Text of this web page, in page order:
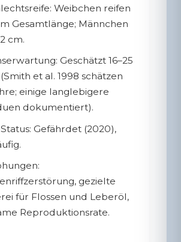
Weibchen reifen
m Gesamtlänge; Männchen
cm.
Geschätzt 16–25
et al. 1998 schätzen
einige langlebigere
dokumentiert).
Gefährdet (2020),
gezielte
für Flossen und Leberöl,
Reproduktionsrate.